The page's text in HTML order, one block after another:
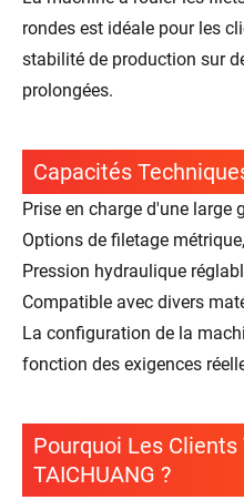
rondes est idéale pour les
stabilité de production sur
prolongées.
Capacités
Prise en charge d'une large
Options de filetage
Pression hydraulique
Compatible avec divers
La configuration de la
fonction des exigences
Pourquoi Les
TAICHUANG ?